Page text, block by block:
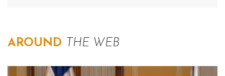
AROUND THE WEB